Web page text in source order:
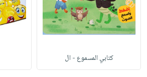
كتابي المسموع - ال